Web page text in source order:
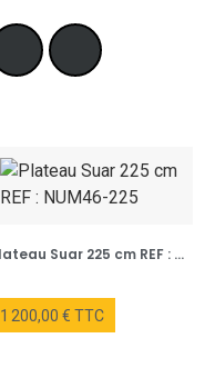
Plateau Suar 225 cm REF : NUM46-225
1 200,00 € TTC